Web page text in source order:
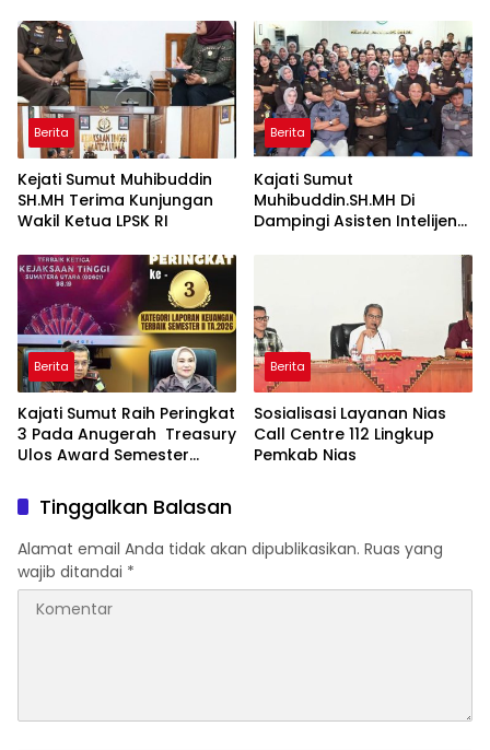
Aspidum Kejati Sumut
Suhendri, SH.,MH Pimpin
Ekspos RJ Di Kejari Medan
Berita
Kejati Sumut Muhibuddin
SH.MH Terima Kunjungan
Wakil Ketua LPSK RI
Berita
Kajati Sumut
Muhibuddin.SH.MH Di
Dampingi Asisten Intelijen
Asisten Pembinaan Herlina
Berita
Kajati Sumut Raih Peringkat
3 Pada Anugerah Treasury
Ulos Award Semester
Berita
Sosialisasi Layanan Nias
Call Centre 112 Lingkup
Pemkab Nias
Tinggalkan Balasan
Alamat email Anda tidak akan dipublikasikan. Ruas yang
wajib ditandai *